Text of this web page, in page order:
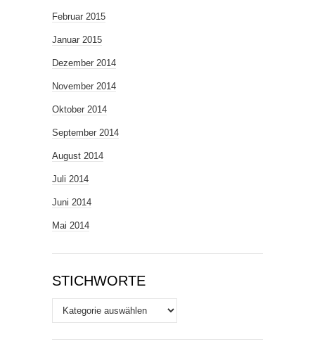
Februar 2015
Januar 2015
Dezember 2014
November 2014
Oktober 2014
September 2014
August 2014
Juli 2014
Juni 2014
Mai 2014
STICHWORTE
Stichworte